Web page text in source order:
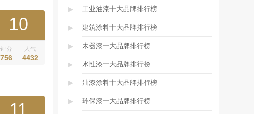
10
评分
756
人气
4432
11
▸ 工业油漆十大品牌排行榜
▸ 建筑涂料十大品牌排行榜
▸ 木器漆十大品牌排行榜
▸ 水性漆十大品牌排行榜
▸ 油漆涂料十大品牌排行榜
▸ 环保漆十大品牌排行榜